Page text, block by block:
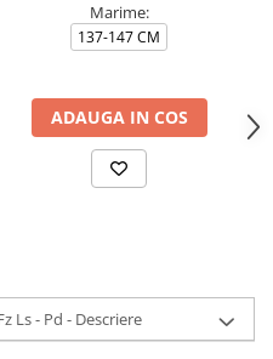
Marime:
137-147 CM
ADAUGA IN COS
Ls - Pd - Descriere